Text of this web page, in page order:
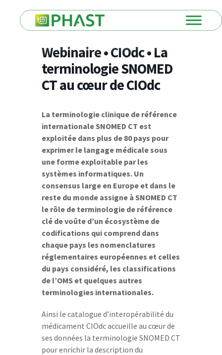
Webinaire • CIOdc • La
terminologie SNOMED
CT au cœur de CIOdc
La terminologie clinique de référence
internationale SNOMED CT est
exploitée dans plus de 80 pays pour
exprimer le langage médicale sous
une forme exploitable par les
systèmes informatiques. Un
consensus large en Europe et dans le
reste du monde assigne à SNOMED CT
le rôle de terminologie de référence
clé de voûte d’un écosystème de
codifications qui comprend dans
chaque pays les nomenclatures
réglementaires européennes et celles
du pays considéré, les classifications
de l’OMS et quelques autres
terminologies internationales.
Ainsi le catalogue d’interopérabilité du
médicament CIOdc accueille au cœur de
ses données la terminologie SNOMED CT
pour enrichir la description du